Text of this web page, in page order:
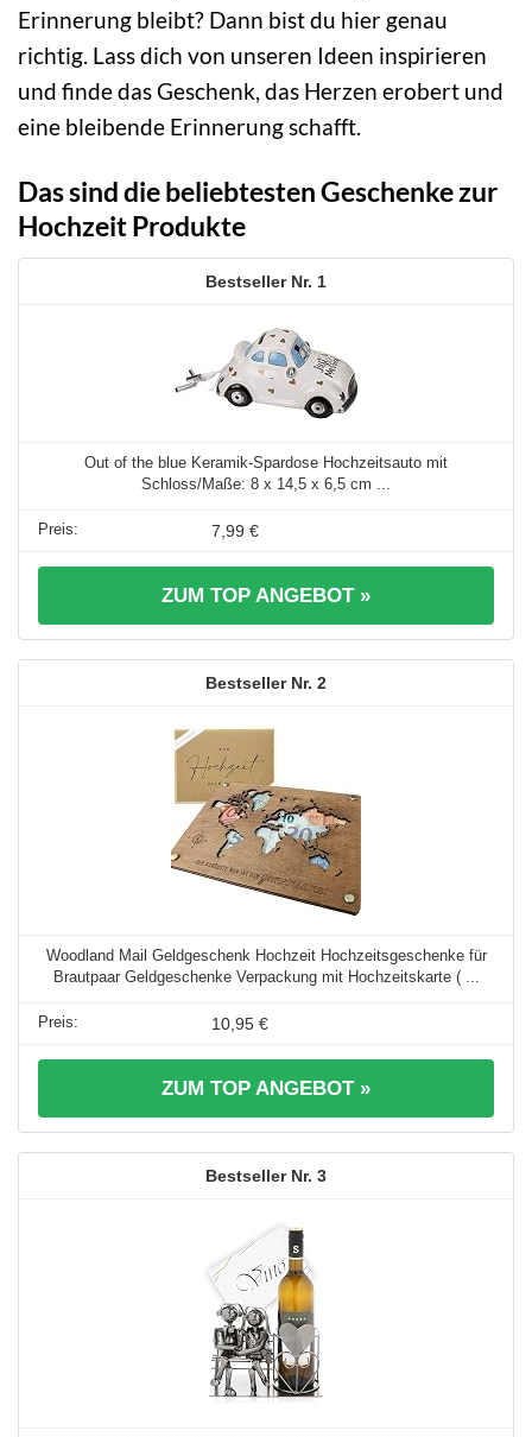
Erinnerung bleibt? Dann bist du hier genau
richtig. Lass dich von unseren Ideen inspirieren
und finde das Geschenk, das Herzen erobert und
eine bleibende Erinnerung schafft.
Das sind die beliebtesten Geschenke zur
Hochzeit Produkte
1
Out of the blue Keramik-Spardose Hochzeitsauto mit
Schloss/Maße: 8 x 14,5 x 6,5 cm ...
7,99 €
ZUM TOP ANGEBOT »
2
Woodland Mail Geldgeschenk Hochzeit Hochzeitsgeschenke für
Brautpaar Geldgeschenke Verpackung mit Hochzeitskarte ( ...
10,95 €
ZUM TOP ANGEBOT »
3